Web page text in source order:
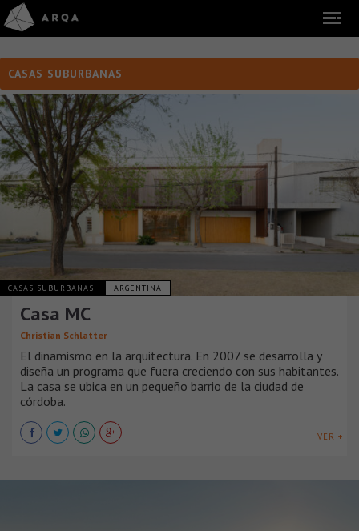
CASAS SUBURBANAS
CASAS SUBURBANAS ARGENTINA
Casa MC
Christian Schlatter
El dinamismo en la arquitectura. En 2007 se desarrolla y
diseña un programa que fuera creciendo con sus habitantes.
La casa se ubica en un pequeño barrio de la ciudad de
córdoba.
VER +